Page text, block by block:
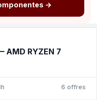
→
AMD RYZEN 7
6 offres